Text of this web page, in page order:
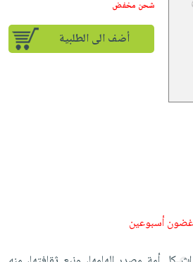
شحن مخفض
أضف الى الطلبية
أسبوعين